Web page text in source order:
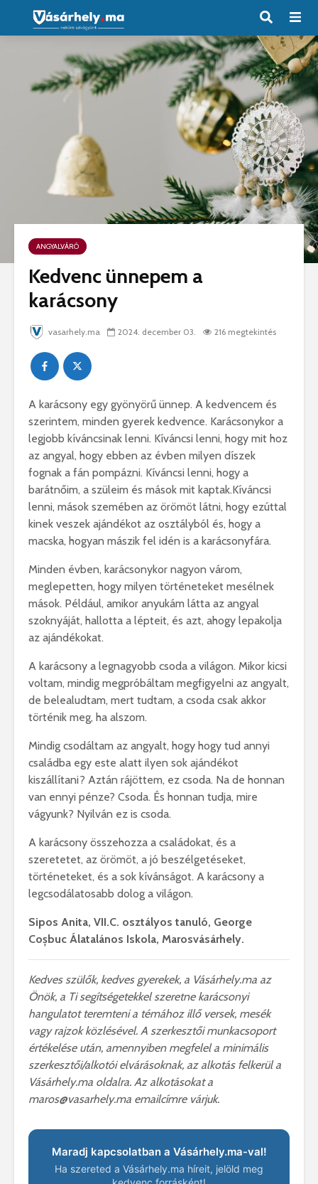
ANGYALVÁRÓ
Kedvenc ünnepem a
karácsony
vasarhely.ma 2024. december 03. 216 megtekintés
A karácsony egy gyönyörű ünnep. A kedvencem és
szerintem, minden gyerek kedvence. Karácsonykor a
legjobb kíváncsinak lenni. Kíváncsi lenni, hogy mit hoz
az angyal, hogy ebben az évben milyen díszek
fognak a fán pompázni. Kíváncsi lenni, hogy a
barátnőim, a szüleim és mások mit kaptak.Kíváncsi
lenni, mások szemében az örömöt látni, hogy ezúttal
kinek veszek ajándékot az osztályból és, hogy a
macska, hogyan mászik fel idén is a karácsonyfára.
Minden évben, karácsonykor nagyon várom,
meglepetten, hogy milyen történeteket mesélnek
mások. Például, amikor anyukám látta az angyal
szoknyáját, hallotta a lépteit, és azt, ahogy lepakolja
az ajándékokat.
A karácsony a legnagyobb csoda a világon. Mikor kicsi
voltam, mindig megpróbáltam megfigyelni az angyalt,
de belealudtam, mert tudtam, a csoda csak akkor
történik meg, ha alszom.
Mindig csodáltam az angyalt, hogy hogy tud annyi
családba egy este alatt ilyen sok ajándékot
kiszállítani? Aztán rájöttem, ez csoda. Na de honnan
van ennyi pénze? Csoda. És honnan tudja, mire
vágyunk? Nyilván ez is csoda.
A karácsony összehozza a családokat, és a
szeretetet, az örömöt, a jó beszélgetéseket,
történeteket, és a sok kívánságot. A karácsony a
legcsodálatosabb dolog a világon.
Sipos Anita, VII.C. osztályos tanuló, George
Coșbuc Álatalános Iskola, Marosvásárhely.
Kedves szülők, kedves gyerekek, a Vásárhely.ma az
Önök, a Ti segítségetekkel szeretne karácsonyi
hangulatot teremteni a témához illő versek, mesék
vagy rajzok közlésével. A szerkesztői munkacsoport
értékelése után, amennyiben megfelel a minimális
szerkesztői/alkotói elvárásoknak, az alkotás felkerül a
Vásárhely.ma oldalra. Az alkotásokat a
maros@vasarhely.ma emailcímre várjuk.
Maradj kapcsolatban a Vásárhely.ma-val!
Ha szereted a Vásárhely.ma híreit, jelöld meg